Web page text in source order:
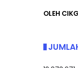
OLEH